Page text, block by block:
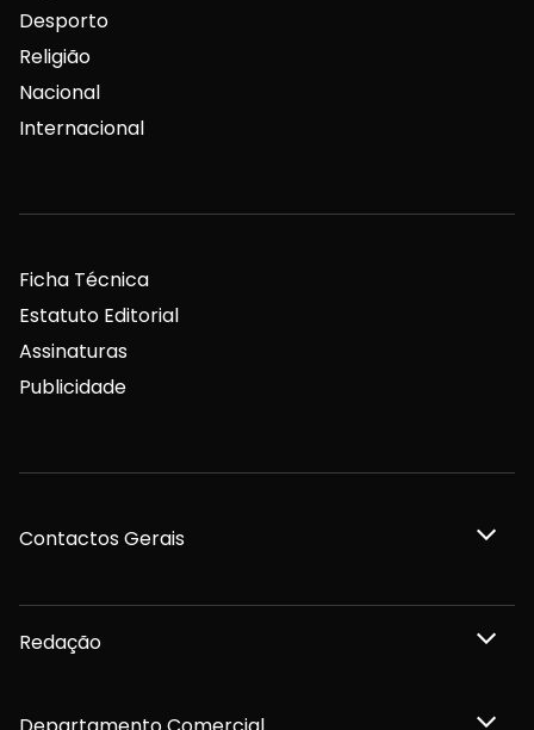
Desporto
Religião
Nacional
Internacional
Ficha Técnica
Estatuto Editorial
Assinaturas
Publicidade
Contactos Gerais
Redação